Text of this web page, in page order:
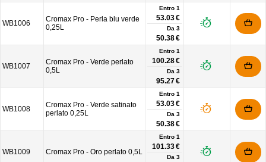
WB1006
Cromax Pro - Perla blu verde
0,25L
Entro 1
53.03 €
Da 3
50.38 €
WB1007
Cromax Pro - Verde perlato
0,5L
Entro 1
100.28 €
Da 3
95.27 €
WB1008
Cromax Pro - Verde satinato
perlato 0,25L
Entro 1
53.03 €
Da 3
50.38 €
WB1009 Cromax Pro - Oro perlato 0,5L
Entro 1
101.33 €
Da 3